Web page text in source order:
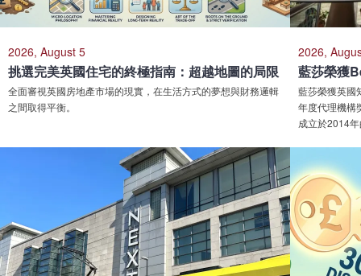
2026, August 5
挑選完美英國住宅的終極指南：超越地圖的局限
全面審視英國房地產市場的現實，在生活方式的夢想與財務邏輯
之間取得平衡。
2026,
藍莎榮獲英國
年度代理機構
成立於2014